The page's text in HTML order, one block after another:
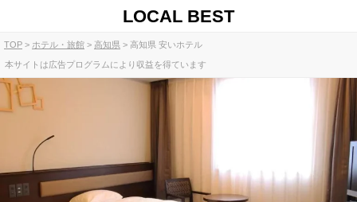
LOCAL BEST
TOP ホテル・旅館 高知県 高知県 安いホテル
本サイトは広告プログラムにより収益を得ています